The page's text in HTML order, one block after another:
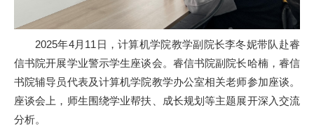
2025年4月11日，计算机学院教学副院长李冬妮带队赴睿
信书院开展学业警示学生座谈会。睿信书院副院长哈楠，睿信
书院辅导员代表及计算机学院教学办公室相关老师参加座谈。
座谈会上，师生围绕学业帮扶、成长规划等主题展开深入交流
分析。